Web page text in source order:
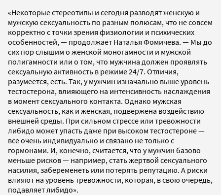
«Некоторые стереотипы и сегодня разводят женскую и
мужскую сексуальность по разным полюсам, что не совсем
корректно с точки зрения физиологии и психических
особенностей, — продолжает Наталья Фомичева. — Мы до
сих пор слышим о женской моногамности и мужской
полигамности или о том, что мужчина должен проявлять
сексуальную активность в режиме 24/7. Отличия,
разумеется, есть. Так, у мужчин изначально выше уровень
тестостерона, влияющего на интенсивность наслаждения
в момент сексуального контакта. Однако мужская
сексуальность, как и женская, подвержена воздействию
внешней среды. При сильном стрессе или тревожности
либидо может упасть даже при высоком тестостероне —
все очень индивидуально и связано не только с
гормонами. И, конечно, считается, что у мужчин базово
меньше рисков — например, стать жертвой сексуального
насилия, забеременеть или потерять репутацию. А риски
влияют на уровень тревожности, которая, в свою очередь,
подавляет либидо».